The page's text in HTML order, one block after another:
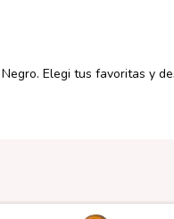
Elegi tus favoritas y